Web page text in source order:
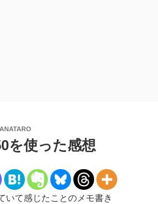
を使った感想
いて感じたことのメモ書き